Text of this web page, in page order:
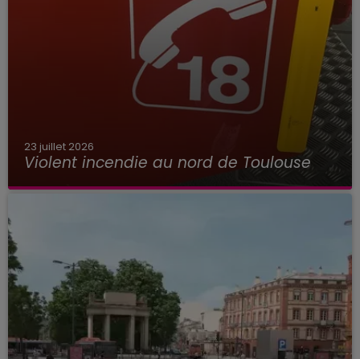
23 juillet 2026
Violent incendie au nord de Toulouse